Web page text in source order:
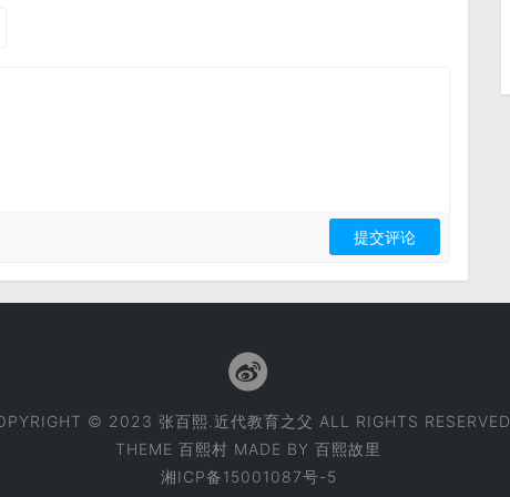
© 2023 张百熙.近代教育之父 ALL RIGHTS RESERVED.
THEME 百熙村 MADE BY 百熙故里
湘ICP备15001087号-5